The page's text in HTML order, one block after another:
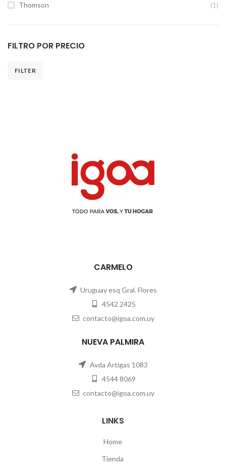
Thomson
(1)
FILTRO POR PRECIO
FILTER
CARMELO
Uruguay esq Gral. Flores
4542 2425
contacto@igoa.com.uy
NUEVA PALMIRA
Avda Artigas 1083
4544 8069
contacto@igoa.com.uy
LINKS
Home
Tienda